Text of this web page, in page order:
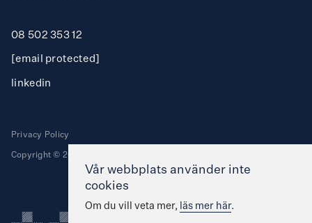
08 502 353 12
[email protected]
linkedin
Privacy Policy
Copyright © 2025 Stockholm Nordtech Group AB. All rights reserved.
Vår webbplats använder inte
cookies
Om du vill veta mer, läs mer här.